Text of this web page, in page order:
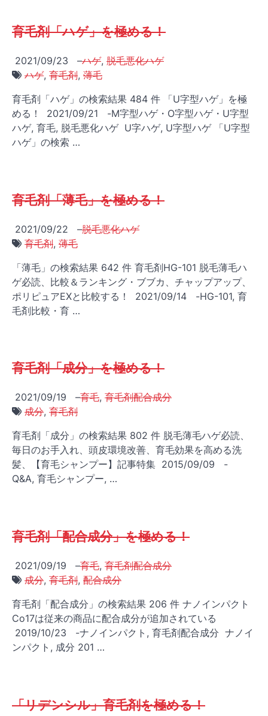
育毛剤「ハゲ」を極める！
2021/09/23 –ハゲ, 脱毛悪化ハゲ
ハゲ, 育毛剤, 薄毛
育毛剤「ハゲ」の検索結果 484 件 「U字型ハゲ」を極
める！ 2021/09/21 -M字型ハゲ・O字型ハゲ・U字型
ハゲ, 育毛, 脱毛悪化ハゲ U字ハゲ, U字型ハゲ 「U字型
ハゲ」の検索 …
育毛剤「薄毛」を極める！
2021/09/22 –脱毛悪化ハゲ
育毛剤, 薄毛
「薄毛」の検索結果 642 件 育毛剤HG-101 脱毛薄毛ハ
ゲ必読、比較＆ランキング・ブブカ、チャップアップ、
ポリピュアEXと比較する！ 2021/09/14 -HG-101, 育
毛剤比較・育 …
育毛剤「成分」を極める！
2021/09/19 –育毛, 育毛剤配合成分
成分, 育毛剤
育毛剤「成分」の検索結果 802 件 脱毛薄毛ハゲ必読、
毎日のお手入れ、頭皮環境改善、育毛効果を高める洗
髪、【育毛シャンプー】記事特集 2015/09/09 -
Q&A, 育毛シャンプー, …
育毛剤「配合成分」を極める！
2021/09/19 –育毛, 育毛剤配合成分
成分, 育毛剤, 配合成分
育毛剤「配合成分」の検索結果 206 件 ナノインパクト
Co17は従来の商品に配合成分が追加されている
2019/10/23 -ナノインパクト, 育毛剤配合成分 ナノイ
ンパクト, 成分 201 …
「リデンシル」育毛剤を極める！